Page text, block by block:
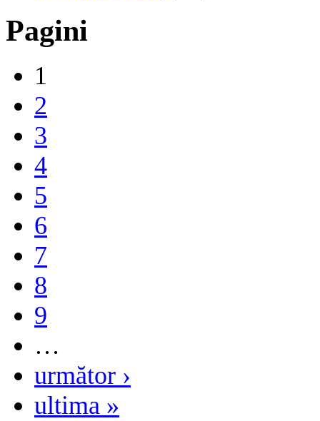
Pagini
1
2
3
4
5
6
7
8
9
…
următor ›
ultima »